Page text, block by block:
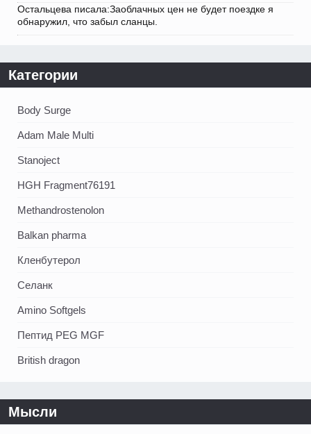
Остальцева писала:Заоблачных цен не будет поездке я
обнаружил, что забыл сланцы.
Категории
Body Surge
Adam Male Multi
Stanoject
HGH Fragment76191
Methandrostenolon
Balkan pharma
Кленбутерол
Селанк
Amino Softgels
Пептид PEG MGF
British dragon
Мысли